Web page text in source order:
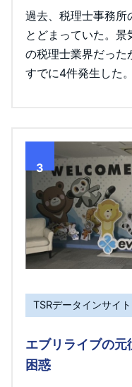
過去、税理士事務所
とどまっていた。
の税理士業界だっ
すでに4件発生した。
3
TSRデータインサイト
エブリライブの元
困惑